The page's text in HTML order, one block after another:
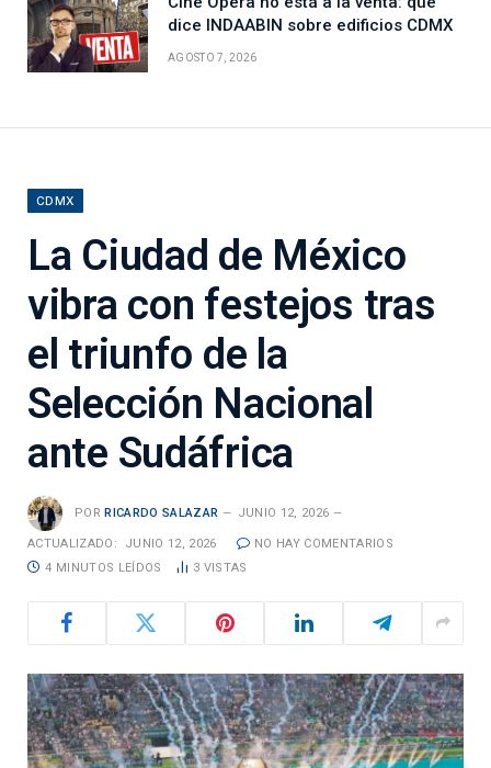
dice INDAABIN sobre edificios CDMX
AGOSTO 7, 2026
CDMX
La Ciudad de México
vibra con festejos tras
el triunfo de la
Selección Nacional
ante Sudáfrica
POR RICARDO SALAZAR JUNIO 12, 2026
ACTUALIZADO: JUNIO 12, 2026
NO HAY COMENTARIOS
4 MINUTOS LEÍDOS
3 VISTAS